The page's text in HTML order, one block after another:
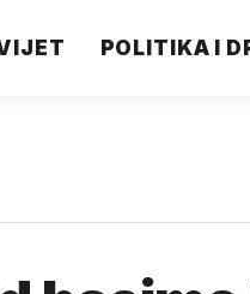
POLITIKA I